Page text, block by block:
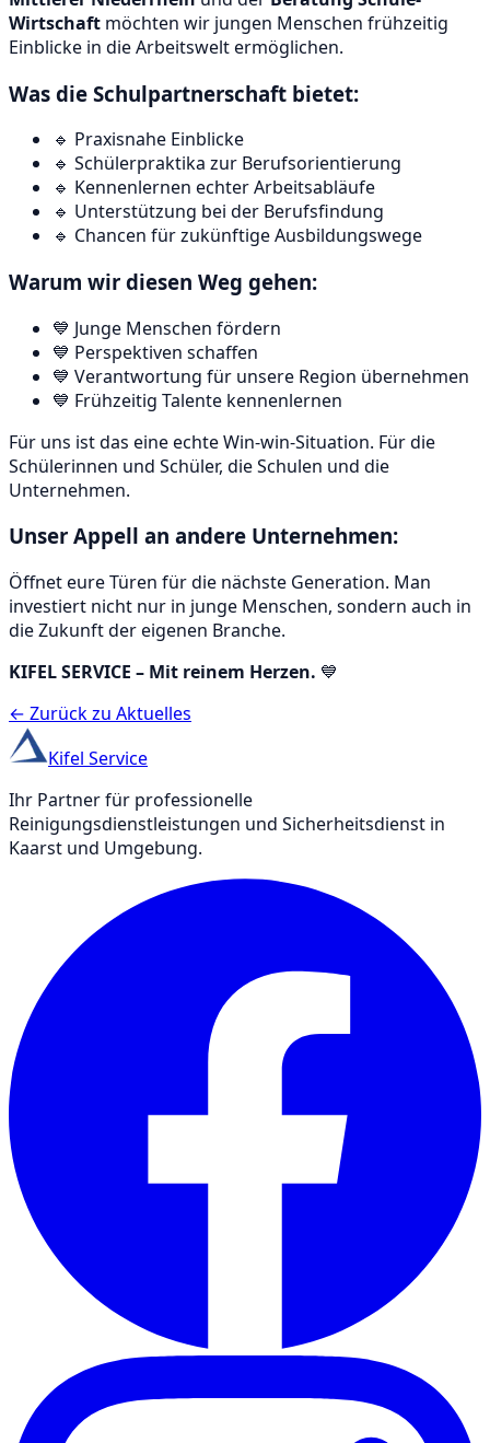
Wirtschaft möchten wir jungen Menschen frühzeitig
Einblicke in die Arbeitswelt ermöglichen.
Was die Schulpartnerschaft bietet:
🔹 Praxisnahe Einblicke
🔹 Schülerpraktika zur Berufsorientierung
🔹 Kennenlernen echter Arbeitsabläufe
🔹 Unterstützung bei der Berufsfindung
🔹 Chancen für zukünftige Ausbildungswege
Warum wir diesen Weg gehen:
💙 Junge Menschen fördern
💙 Perspektiven schaffen
💙 Verantwortung für unsere Region übernehmen
💙 Frühzeitig Talente kennenlernen
Für uns ist das eine echte Win-win-Situation. Für die
Schülerinnen und Schüler, die Schulen und die
Unternehmen.
Unser Appell an andere Unternehmen:
Öffnet eure Türen für die nächste Generation. Man
investiert nicht nur in junge Menschen, sondern auch in
die Zukunft der eigenen Branche.
KIFEL SERVICE – Mit reinem Herzen. 💙
← Zurück zu Aktuelles
Kifel Service
Ihr Partner für professionelle
Reinigungsdienstleistungen und Sicherheitsdienst in
Kaarst und Umgebung.